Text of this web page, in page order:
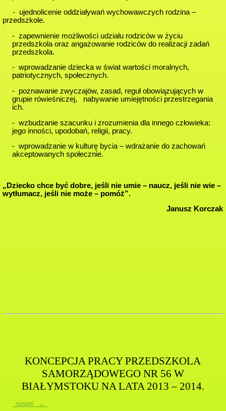
- ujednolicenie oddziaływań wychowawczych rodzina –
przedszkole.
- zapewnienie możliwości udziału rodziców w życiu
przedszkola oraz angażowanie rodziców do realizacji zadań
przedszkola.
- wprowadzanie dziecka w świat wartości moralnych,
patriotycznych, społecznych.
- poznawanie zwyczajów, zasad, reguł obowiązujących w
grupie rówieśniczej, nabywanie umiejętności przestrzegania
ich.
- wzbudzanie szacunku i zrozumienia dla innego człowieka:
jego inności, upodobań, religii, pracy.
- wprowadzanie w kulturę bycia – wdrażanie do zachowań
akceptowanych społecznie.
„Dziecko chce być dobre, jeśli nie umie – naucz, jeśli nie wie –
wytłumacz, jeśli nie może – pomóż”.
Janusz Korczak
KONCEPCJA PRACY PRZEDSZKOLA
SAMORZĄDOWEGO NR 56 W
BIAŁYMSTOKU NA LATA 2013 – 2014.
rozwiń →